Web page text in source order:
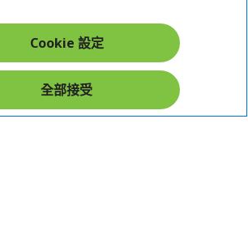
在社群上追蹤 Acer
Cookie 設定
全部接受